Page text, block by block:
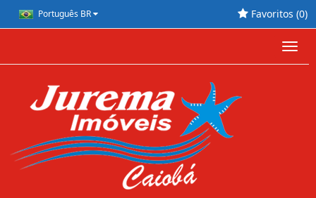
Português BR Favoritos (0)